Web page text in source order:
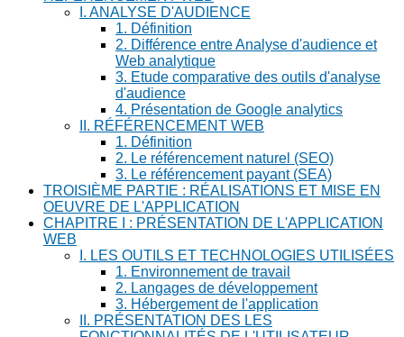
I. ANALYSE D'AUDIENCE
1. Définition
2. Différence entre Analyse d'audience et
Web analytique
3. Etude comparative des outils d'analyse
d'audience
4. Présentation de Google analytics
II. RÉFÉRENCEMENT WEB
1. Définition
2. Le référencement naturel (SEO)
3. Le référencement payant (SEA)
TROISIÈME PARTIE : RÉALISATIONS ET MISE EN
OEUVRE DE L'APPLICATION
CHAPITRE I : PRÉSENTATION DE L'APPLICATION
WEB
I. LES OUTILS ET TECHNOLOGIES UTILISÉES
1. Environnement de travail
2. Langages de développement
3. Hébergement de l'application
II. PRÉSENTATION DES LES